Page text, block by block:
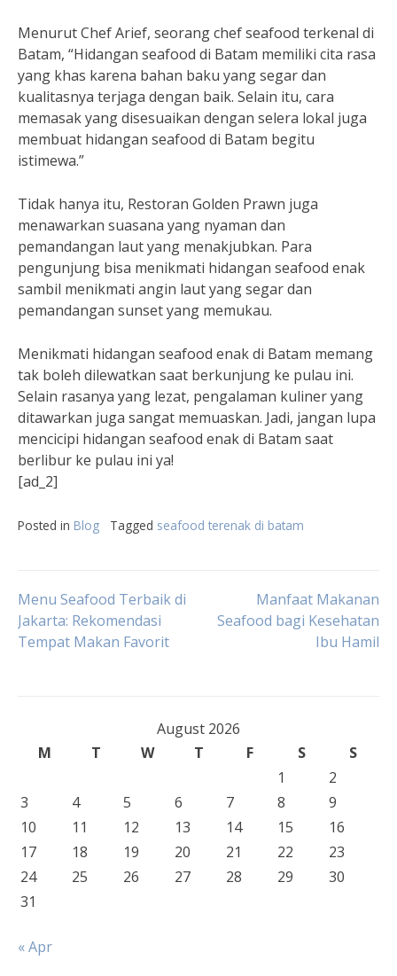
Menurut Chef Arief, seorang chef seafood terkenal di
Batam, “Hidangan seafood di Batam memiliki cita rasa
yang khas karena bahan baku yang segar dan
kualitasnya terjaga dengan baik. Selain itu, cara
memasak yang disesuaikan dengan selera lokal juga
membuat hidangan seafood di Batam begitu
istimewa.”
Tidak hanya itu, Restoran Golden Prawn juga
menawarkan suasana yang nyaman dan
pemandangan laut yang menakjubkan. Para
pengunjung bisa menikmati hidangan seafood enak
sambil menikmati angin laut yang segar dan
pemandangan sunset yang memukau.
Menikmati hidangan seafood enak di Batam memang
tak boleh dilewatkan saat berkunjung ke pulau ini.
Selain rasanya yang lezat, pengalaman kuliner yang
ditawarkan juga sangat memuaskan. Jadi, jangan lupa
mencicipi hidangan seafood enak di Batam saat
berlibur ke pulau ini ya!
[ad_2]
Posted in Blog Tagged seafood terenak di batam
Post
navigation
Menu Seafood Terbaik di
Jakarta: Rekomendasi
Tempat Makan Favorit
Manfaat Makanan
Seafood bagi Kesehatan
Ibu Hamil
August 2026
M
T W T F S
S
1
2
3
4 5 6 7 8
9
10
11 12 13 14 15
16
17
18 19 20 21 22
23
24
25 26 27 28 29
30
31
« Apr